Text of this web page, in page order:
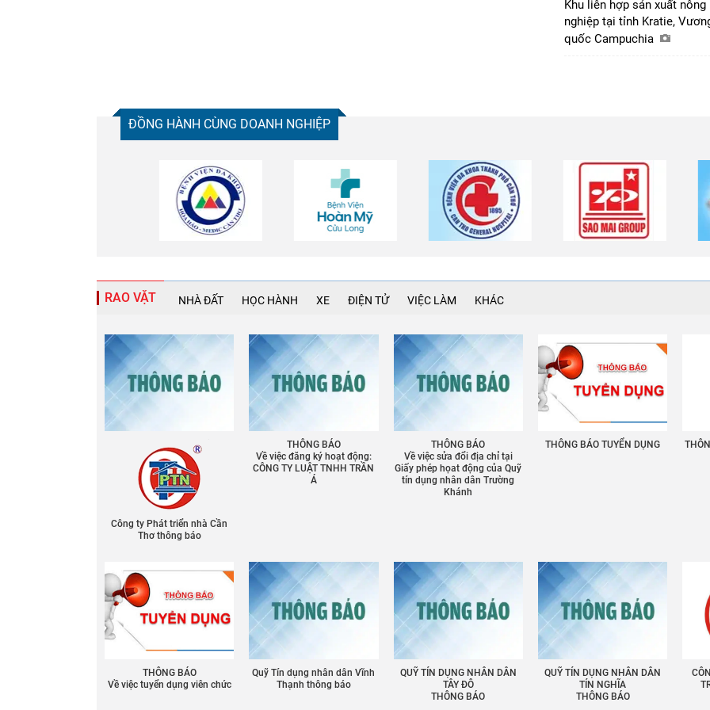
Khu liên hợp sản xuất nông
nghiệp tại tỉnh Kratie,
quốc Campuchia
ĐỒNG HÀNH CÙNG DOANH NGHIỆP
RAO VẶT NHÀ ĐẤT HỌC HÀNH XE ĐIỆN TỬ VIỆC LÀM KHÁC
Công ty Phát triển nhà Cần
Thơ thông báo
THÔNG BÁO
Về việc đăng ký hoạt động:
CÔNG TY LUẬT TNHH TRẦN
Á
THÔNG BÁO
Về việc sửa đổi địa chỉ tại
Giấy phép họat động của Quỹ
tín dụng nhân dân Trường
Khánh
THÔNG BÁO TUYỂN DỤNG
THÔNG BÁO
Về việc tuyển dụng viên chức
Quỹ Tín dụng nhân dân Vĩnh
Thạnh thông báo
QUỸ TÍN DỤNG NHÂN DÂN
TÂY ĐÔ
THÔNG BÁO
QUỸ TÍN DỤNG NHÂN DÂN
TÍN NGHĨA
THÔNG BÁO